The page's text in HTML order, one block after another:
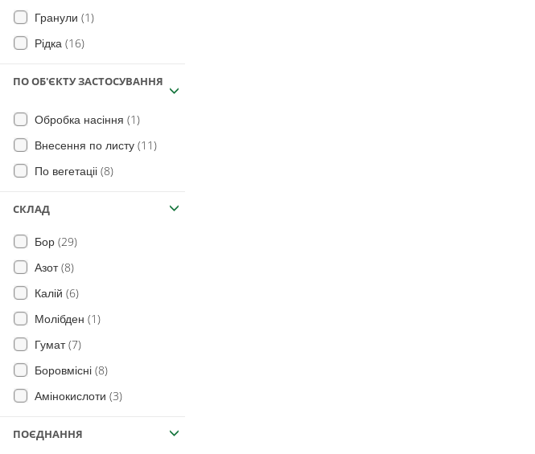
Кукурудза(3)
Гранули (1)
Рідка (16)
ПО ОБ'ЄКТУ ЗАСТОСУВАННЯ
Обробка насіння (1)
Внесення по листу (11)
По вегетаціі (8)
СКЛАД
Бор (29)
Азот(8)
Калій (6)
Молібден (1)
Гумат(7)
Боровмісні (8)
Амінокислоти (3)
ПОЄДНАННЯ